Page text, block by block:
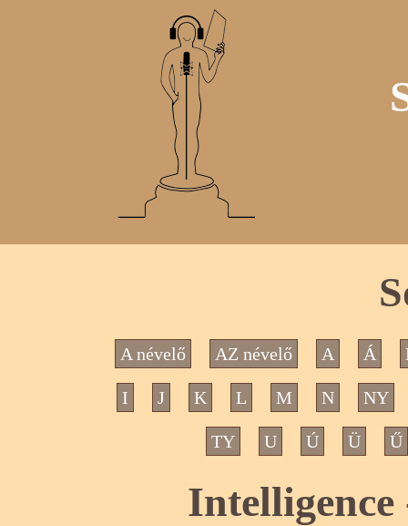
A névelő AZ névelő A Á
I J K L M N NY
TY U Ú Ü Ű
Intelligence